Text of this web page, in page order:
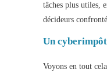
tâches plus utiles,
décideurs
Un cyberimpôt
Voyons en tout